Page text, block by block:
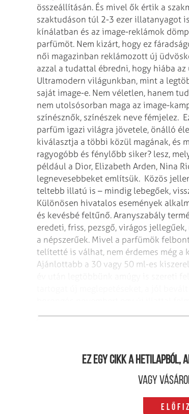
összeállításán. És mivel ők értik a
szaktudáson túl 2-3 ezer illatanyagot
kínálatban és az image-reklámok
parfümöt. Nem kizárt, hogy ez
női magazinban reklámozott új
azzal a tudattal ébredni, hogy hiába
Ultramodern világunkban, mint a
saját image-e. Nem véletlen, hanem
nem utolsósorban maga az image-
színésznők, színészek neve fémjelez.
parfüm igazi világra jövetele, önálló
kiválasztja a többi közül magának, és
ragyogóbb és fénylőbb siker? lesz,
például a Dior, Elizabeth Arden, Nina
legnevesebbeket említsük. Közös
teltebb illatú is – mindig lebegőek,
Különösen hivatalos események
és kevésbé feltűnő. Aranyszabály
eredeti, friss, pezsgő, virágos
a népszerűek. Mivel a parfümök
telítetté is válhat, nem érdemes még a
Ajánlottabb a 30 vagy 50 ml-es
Díva, vagy a Douglas kínálatában való
Ez egy cikk a hetilapból,
Vagy